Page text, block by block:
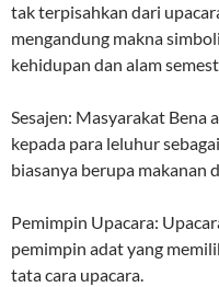
tak terpisahkan dari
mengandung makna
kehidupan dan alam
Sesajen: Masyarakat Bena
kepada para leluhur
biasanya berupa makanan
Pemimpin Upacara:
pemimpin adat yang
tata cara upacara.